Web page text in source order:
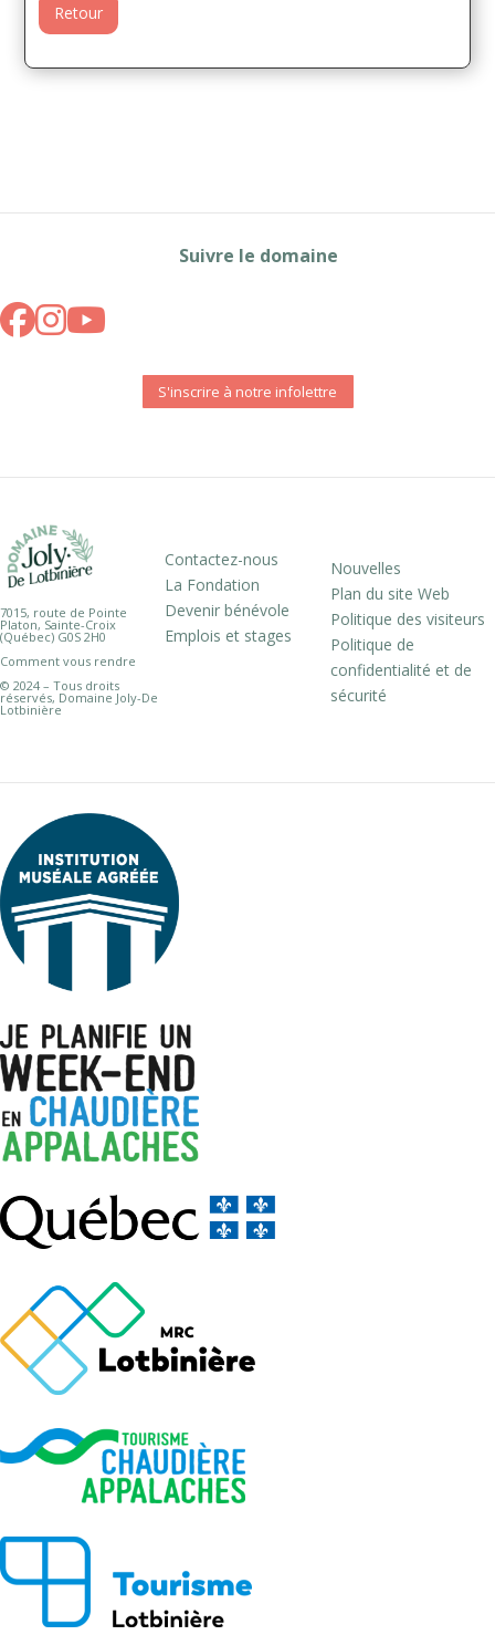
Retour
Suivre le domaine
S'inscrire à notre infolettre
7015, route de Pointe
Platon, Sainte-Croix
(Québec) G0S 2H0
Comment vous rendre
© 2024 – Tous droits
réservés, Domaine Joly-De
Lotbinière
Contactez-nous
La Fondation
Devenir bénévole
Emplois et stages
Nouvelles
Plan du site Web
Politique des visiteurs
Politique de
confidentialité et de
sécurité